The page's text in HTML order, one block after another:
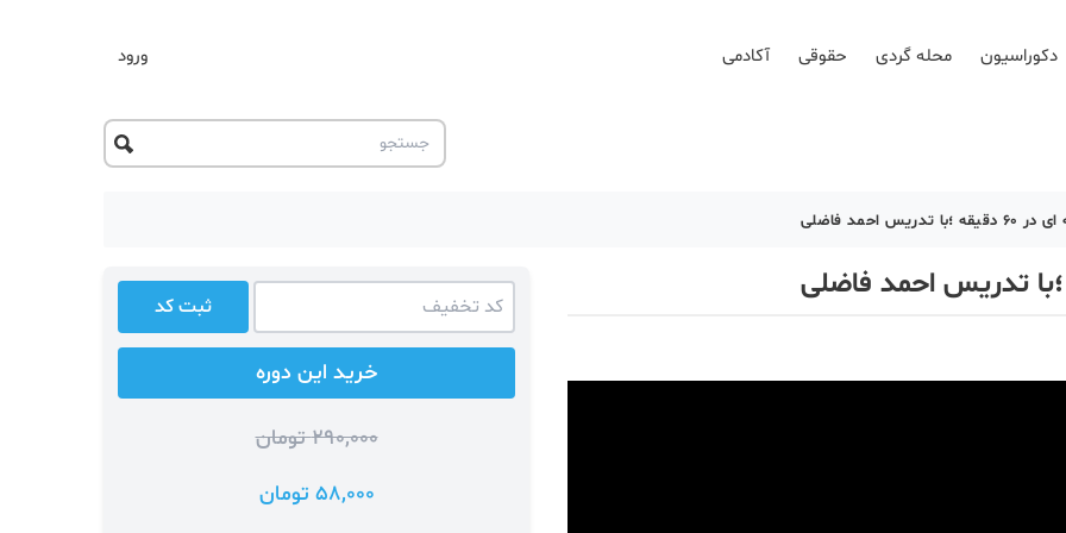
دکوراسیون محله گردی حقوقی آکادمی ورود
احمد فاضلی
ثبت کد
خرید این دوره
290,000 تومان
58,000 تومان